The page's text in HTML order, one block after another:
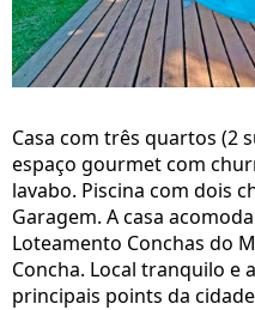
Casa com três quartos (2
espaço gourmet com
lavabo. Piscina com dois
Garagem. A casa
Loteamento Conchas do
Concha. Local tranquilo e
principais points da